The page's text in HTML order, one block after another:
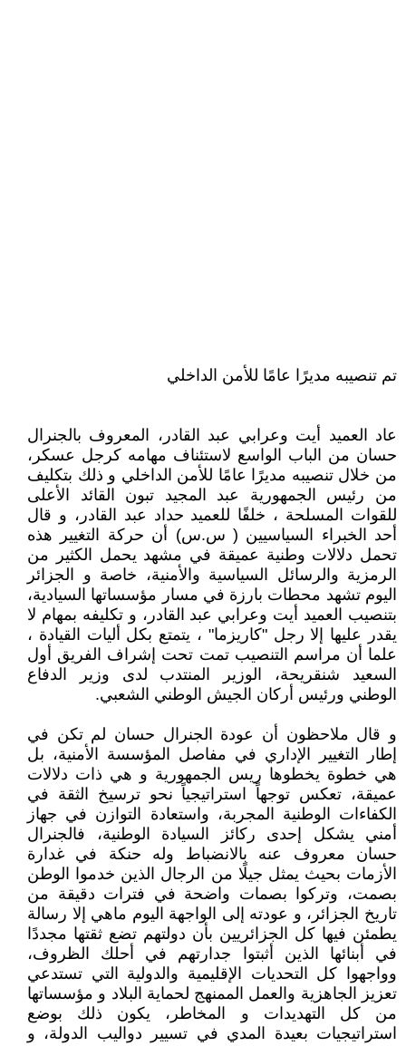
تم تنصيبه مديرًا عامًا للأمن الداخلي
عاد العميد أيت وعرابي عبد القادر، المعروف بالجنرال
حسان من الباب الواسع لاستئناف مهامه كرجل عسكر،
من خلال تنصيبه مديرًا عامًا للأمن الداخلي و ذلك بتكليف
من رئيس الجمهورية عبد المجيد تبون القائد الأعلى
للقوات المسلحة ، خلفًا للعميد حداد عبد القادر، و قال
أحد الخبراء السياسيين ( س.س) أن حركة التغيير هذه
تحمل دلالات وطنية عميقة في مشهد يحمل الكثير من
الرمزية والرسائل السياسية والأمنية، خاصة و الجزائر
اليوم تشهد محطات بارزة في مسار مؤسساتها السيادية،
بتنصيب العميد أيت وعرابي عبد القادر، و تكليفه بمهام لا
يقدر عليها إلا رجل "كاريزما" ، يتمتع بكل أليات القيادة ،
علما أن مراسم التنصيب تمت تحت إشراف الفريق أول
السعيد شنقريحة، الوزير المنتدب لدى وزير الدفاع
الوطني ورئيس أركان الجيش الوطني الشعبي.
و قال ملاحظون أن عودة الجنرال حسان لم تكن في
إطار التغيير الإداري في مفاصل المؤسسة الأمنية، بل
هي خطوة يخطوها ريس الجمهورية و هي ذات دلالات
عميقة، تعكس توجهاً استراتيجياً نحو ترسيخ الثقة في
الكفاءات الوطنية المجربة، واستعادة التوازن في جهاز
أمني يشكل إحدى ركائز السيادة الوطنية، فالجنرال
حسان معروف عنه بالانضباط وله حنكة في غدارة
الأزمات بحيث يمثل جيلًا من الرجال الذين خدموا الوطن
بصمت، وتركوا بصمات واضحة في فترات دقيقة من
تاريخ الجزائر، و عودته إلى الواجهة اليوم ماهي إلا رسالة
يطمئن فيها كل الجزائريين بأن دولتهم تضع ثقتها مجددًا
في أبنائها الذين أثبتوا جدارتهم في أحلك الظروف،
وواجهوا كل التحديات الإقليمية والدولية التي تستدعي
تعزيز الجاهزية والعمل الممنهج لحماية البلاد و مؤسساتها
من كل التهديدات و المخاطر، يكون ذلك بوضع
استراتيجيات بعيدة المدي في تسيير دواليب الدولة، و